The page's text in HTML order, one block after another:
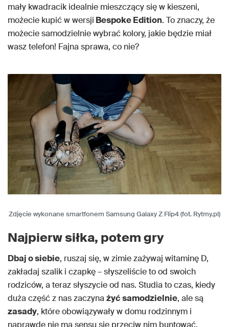
mały kwadracik idealnie mieszczący się w kieszeni,
możecie kupić w wersji Bespoke Edition. To znaczy, że
możecie samodzielnie wybrać kolory, jakie będzie miał
wasz telefon! Fajna sprawa, co nie?
Zdjęcie wykonane smartfonem Samsung Galaxy Z Flip4 (fot. Rytmy.pl)
Najpierw siłka, potem gry
Dbaj o siebie, ruszaj się, w zimie zażywaj witaminę D,
zakładaj szalik i czapkę – słyszeliście to od swoich
rodziców, a teraz słyszycie od nas. Studia to czas, kiedy
duża część z nas zaczynażyć samodzielnie, ale są
zasady, które obowiązywały w domu rodzinnym i
naprawdę nie ma sensu się przeciw nim buntować.